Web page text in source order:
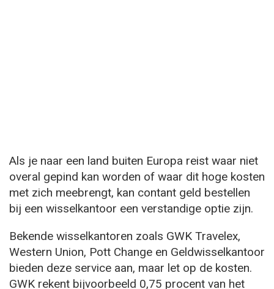
Als je naar een land buiten Europa reist waar niet
overal gepind kan worden of waar dit hoge kosten
met zich meebrengt, kan contant geld bestellen
bij een wisselkantoor een verstandige optie zijn.
Bekende wisselkantoren zoals GWK Travelex,
Western Union, Pott Change en Geldwisselkantoor
bieden deze service aan, maar let op de kosten.
GWK rekent bijvoorbeeld 0,75 procent van het